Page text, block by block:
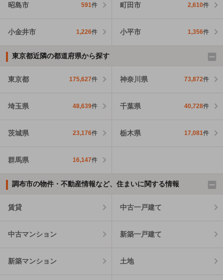
昭島市 591件 町田市 2,610件
小金井市 1,226件 小平市 1,356件
東京都近隣の都道府県から探す
東京都 175,627件 神奈川県 73,872件
埼玉県 48,639件 千葉県 40,728件
茨城県 23,176件 栃木県 17,081件
群馬県 16,147件
調布市の物件・不動産情報など、住まいに関する情報
賃貸 中古一戸建て
中古マンション 新築一戸建て
新築マンション 土地